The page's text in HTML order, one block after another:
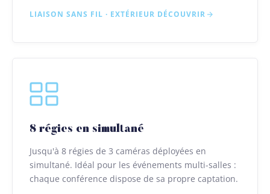
LIAISON SANS FIL · EXTÉRIEUR DÉCOUVRIR
8 régies en simultané
Jusqu'à 8 régies de 3 caméras déployées en
simultané. Idéal pour les événements multi-salles :
chaque conférence dispose de sa propre captation.